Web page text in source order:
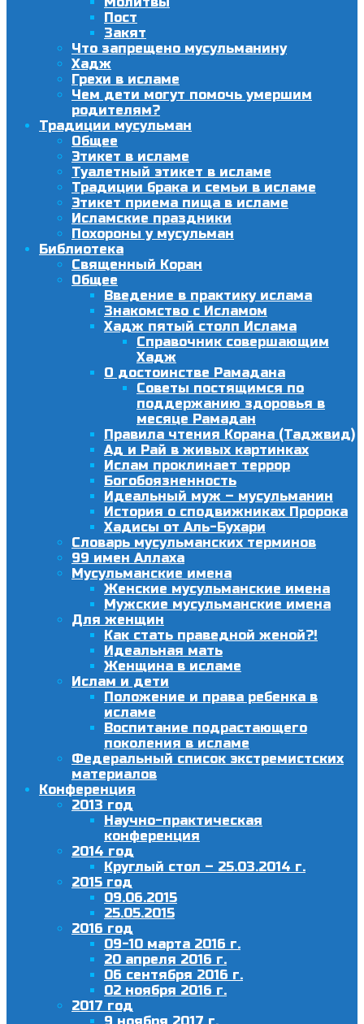
Пост
Закят
Что запрещено мусульманину
Хадж
Грехи в исламе
Чем дети могут помочь умершим
родителям?
Традиции мусульман
Общее
Этикет в исламе
Туалетный этикет в исламе
Традиции брака и семьи в исламе
Этикет приема пища в исламе
Исламские праздники
Похороны у мусульман
Библиотека
Священный Коран
Общее
Введение в практику ислама
Знакомство с Исламом
Хадж пятый столп Ислама
Справочник совершающим
Хадж
О достоинстве Рамадана
Советы постящимся по
поддержанию здоровья в
месяце Рамадан
Правила чтения Корана (Таджвид)
Ад и Рай в живых картинках
Ислам проклинает террор
Богобоязненность
Идеальный муж – мусульманин
История о сподвижниках Пророка
Хадисы от Аль-Бухари
Словарь мусульманских терминов
99 имен Аллаха
Мусульманские имена
Женские мусульманские имена
Мужские мусульманские имена
Для женщин
Как стать праведной женой?!
Идеальная мать
Женщина в исламе
Ислам и дети
Положение и права ребенка в
исламе
Воспитание подрастающего
поколения в исламе
Федеральный список экстремистских
материалов
Конференция
2013 год
Научно-практическая
конференция
2014 год
Круглый стол – 25.03.2014 г.
2015 год
09.06.2015
25.05.2015
2016 год
09-10 марта 2016 г.
20 апреля 2016 г.
06 сентября 2016 г.
02 ноября 2016 г.
2017 год